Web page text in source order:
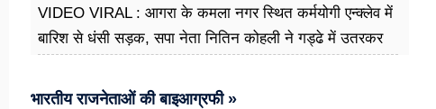
VIDEO VIRAL : आगरा के कमला नगर स्थित कर्मयोगी एन्क्लेव में
बारिश से धंसी सड़क, सपा नेता नितिन कोहली ने गड्ढे में उतरकर
भारतीय राजनेताओं की बाइआग्रफी »